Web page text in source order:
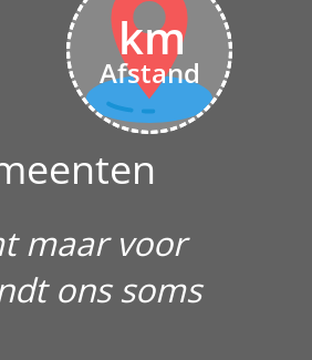
km
Afstand
maar voor
ons soms